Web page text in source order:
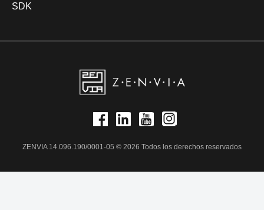
SDK
ZENVIA 14.096.190/0001-05 © 2026 Todos los derechos reservados